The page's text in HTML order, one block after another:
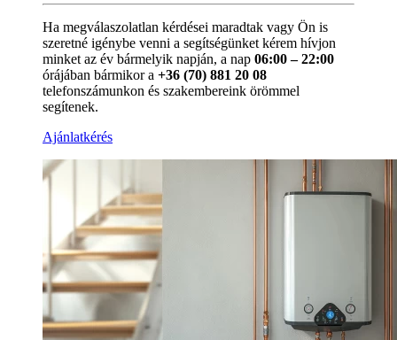
Ha megválaszolatlan kérdései maradtak vagy Ön is
szeretné igénybe venni a segítségünket kérem hívjon
minket az év bármelyik napján, a nap 06:00 – 22:00
órájában bármikor a +36 (70) 881 20 08
telefonszámunkon és szakembereink örömmel
segítenek.
Ajánlatkérés